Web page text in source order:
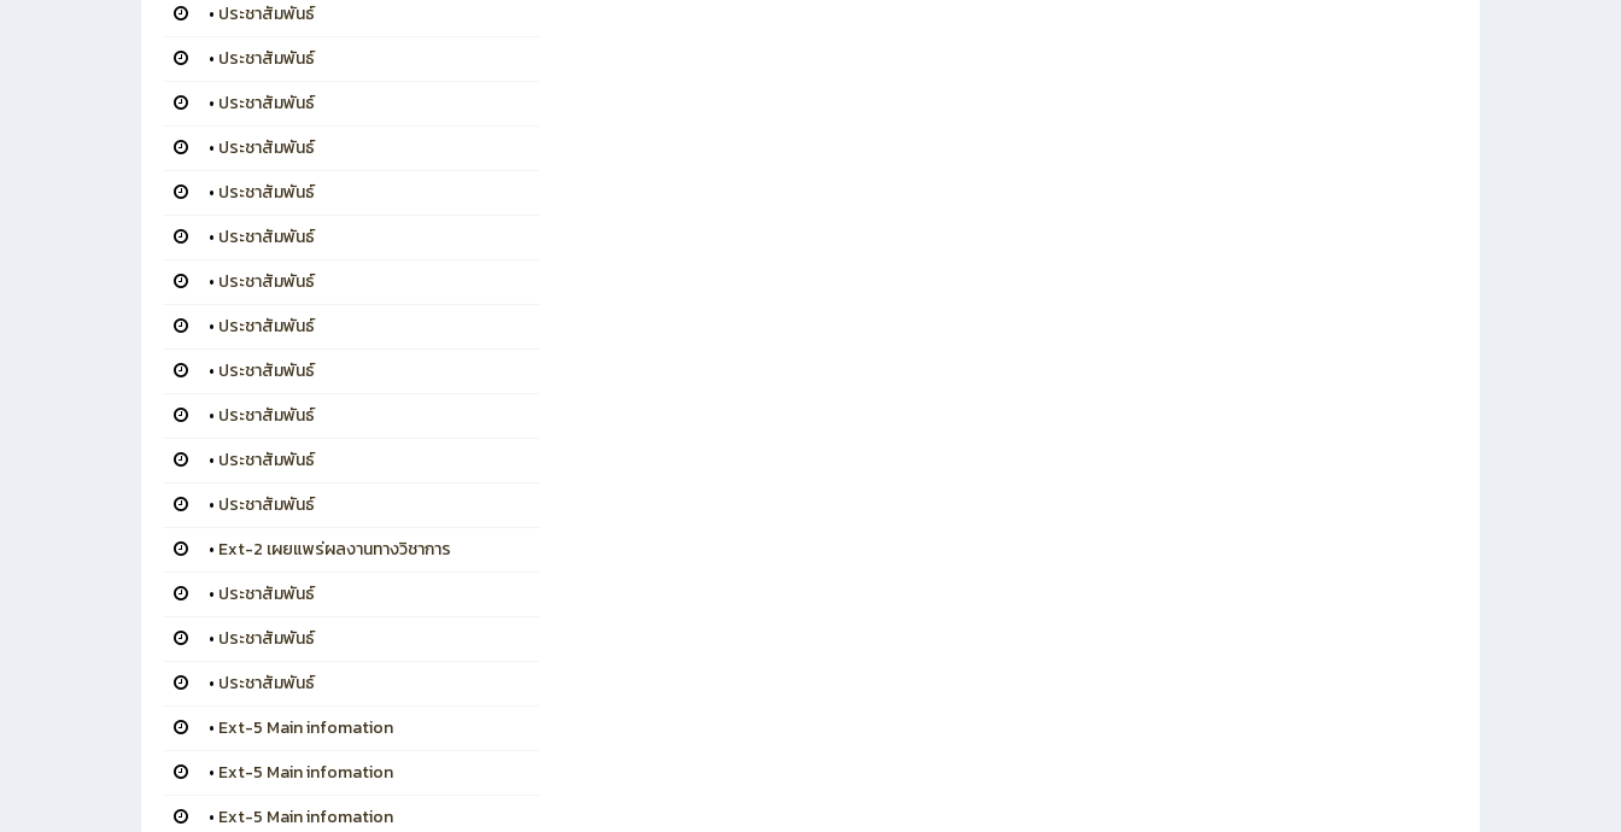
• ประชาสัมพันธ์
• ประชาสัมพันธ์
• ประชาสัมพันธ์
• ประชาสัมพันธ์
• ประชาสัมพันธ์
• ประชาสัมพันธ์
• ประชาสัมพันธ์
• ประชาสัมพันธ์
• ประชาสัมพันธ์
• ประชาสัมพันธ์
• ประชาสัมพันธ์
• ประชาสัมพันธ์
• Ext-2 เผยแพร่ผลงานทางวิชาการ
• ประชาสัมพันธ์
• ประชาสัมพันธ์
• ประชาสัมพันธ์
• Ext-5 Main infomation
• Ext-5 Main infomation
• Ext-5 Main infomation